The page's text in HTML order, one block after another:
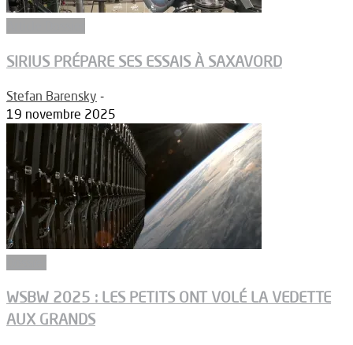
SIRIUS PRÉPARE SES ESSAIS À SAXAVORD
Stefan Barensky -
19 novembre 2025
WSBW 2025 : LES PETITS ONT VOLÉ LA VEDETTE
AUX GRANDS